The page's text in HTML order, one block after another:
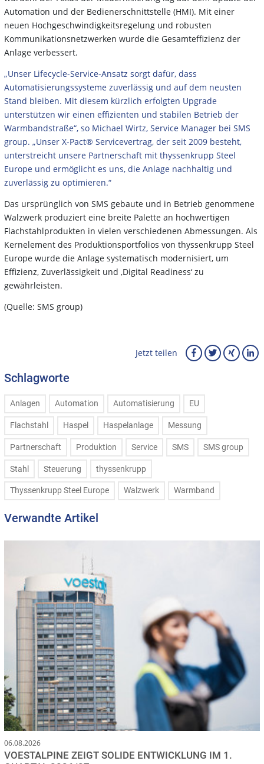
Automation und der Bedienerschnittstelle (HMI). Mit einer
neuen Hochgeschwindigkeitsregelung und robusten
Kommunikationsnetzwerken wurde die Gesamteffizienz der
Anlage verbessert.
„Unser Lifecycle-Service-Ansatz sorgt dafür, dass
Automatisierungssysteme zuverlässig und auf dem neusten
Stand bleiben. Mit diesem kürzlich erfolgten Upgrade
unterstützen wir einen effizienten und stabilen Betrieb der
Warmbandstraße“, so Michael Wirtz, Service Manager bei SMS
group. „Unser X-Pact® Servicevertrag, der seit 2009 besteht,
unterstreicht unsere Partnerschaft mit thyssenkrupp Steel
Europe und ermöglicht es uns, die Anlage nachhaltig und
zuverlässig zu optimieren.“
Das ursprünglich von SMS gebaute und in Betrieb genommene
Walzwerk produziert eine breite Palette an hochwertigen
Flachstahlprodukten in vielen verschiedenen Abmessungen. Als
Kernelement des Produktionsportfolios von thyssenkrupp Steel
Europe wurde die Anlage systematisch modernisiert, um
Effizienz, Zuverlässigkeit und ‚Digital Readiness‘ zu
gewährleisten.
(Quelle: SMS group)
Jetzt teilen
Schlagworte
Anlagen Automation Automatisierung EU
Flachstahl Haspel Haspelanlage Messung
Partnerschaft Produktion Service SMS SMS group
Stahl Steuerung thyssenkrupp
Thyssenkrupp Steel Europe Walzwerk Warmband
Verwandte Artikel
06.08.2026
VOESTALPINE ZEIGT SOLIDE ENTWICKLUNG IM 1.